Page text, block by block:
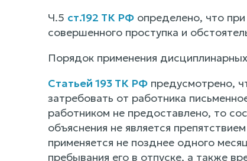
Ч.5 ст.192 ТК РФопределено, что при
совершенного проступка и
Порядок применения
Статьей 193 ТК РФпредусмотрено,
затребовать от работника
работником не предоставлено, то
объяснения не является
применяется не позднее одного
пребывания его в отпуске, а также